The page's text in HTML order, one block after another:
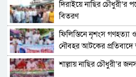
দিরাইয়ে নাছির চৌধুরী’র
বিতরণ
ফিলিস্তিনে নৃশংস গণহত্যা ও
নৌবহর আটকের প্রতিবাদে
শাল্লায় নাছির চৌধুরী’র